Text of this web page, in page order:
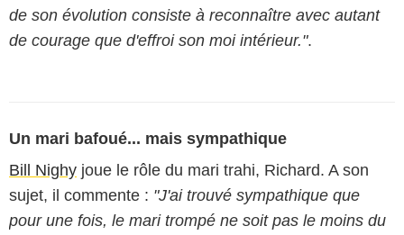
de son évolution consiste à reconnaître avec autant
de courage que d'effroi son moi intérieur.".
Un mari bafoué... mais sympathique
Bill Nighy joue le rôle du mari trahi, Richard. A son
sujet, il commente : "J'ai trouvé sympathique que
pour une fois, le mari trompé ne soit pas le moins du